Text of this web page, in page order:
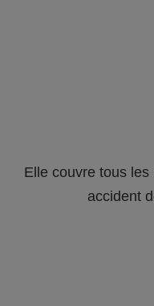
Elle couvre tous les
accident